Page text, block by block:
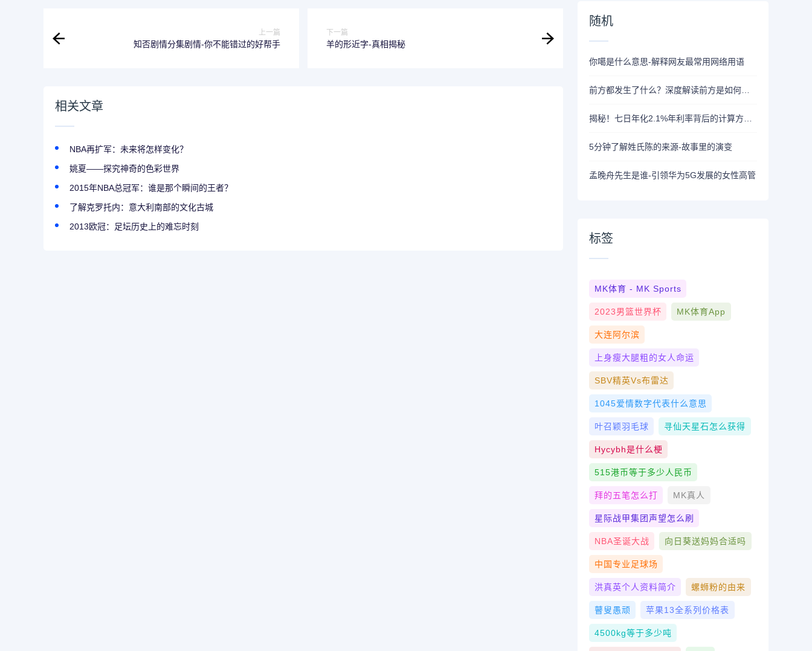
上一篇
知否剧情分集剧情-你不能错过的好帮手
下一篇
羊的形近字-真相揭秘
相关文章
NBA再扩军：未来将怎样变化？
姚夏——探究神奇的色彩世界
2015年NBA总冠军：谁是那个瞬间的王者？
了解克罗托内：意大利南部的文化古城
2013欧冠：足坛历史上的难忘时刻
随机
你噶是什么意思-解释网友最常用网络用语
5分钟了解姓氏陈的来源-故事里的演变
孟晚舟先生是谁-引领华为5G发展的女性高管
标签
MK体育 - MK Sports
2023男篮世界杯 MK体育App
大连阿尔滨
上身瘦大腿粗的女人命运
SBV精英vs布雷达
1045爱情数字代表什么意思
叶召颖羽毛球 寻仙天星石怎么获得
Hycybh是什么梗
515港币等于多少人民币
拜的五笔怎么打 MK真人
星际战甲集团声望怎么刷
NBA圣诞大战 向日葵送妈妈合适吗
中国专业足球场
洪真英个人资料简介 螺蛳粉的由来
瞽叟愚顽 苹果13全系列价格表
4500kg等于多少吨